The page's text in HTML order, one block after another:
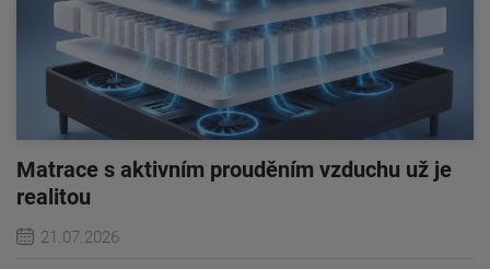
Matrace s aktivním prouděním vzduchu už je
realitou
21.07.2026